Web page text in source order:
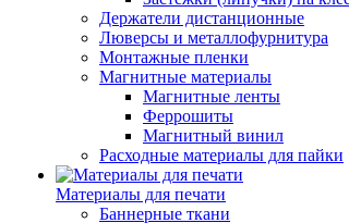
Держатели дистанционные
Люверсы и металлофурнитура
Монтажные пленки
Магнитные материалы
Магнитные ленты
Феррошиты
Магнитный винил
Расходные материалы для пайки
Материалы для печати
Баннерные ткани